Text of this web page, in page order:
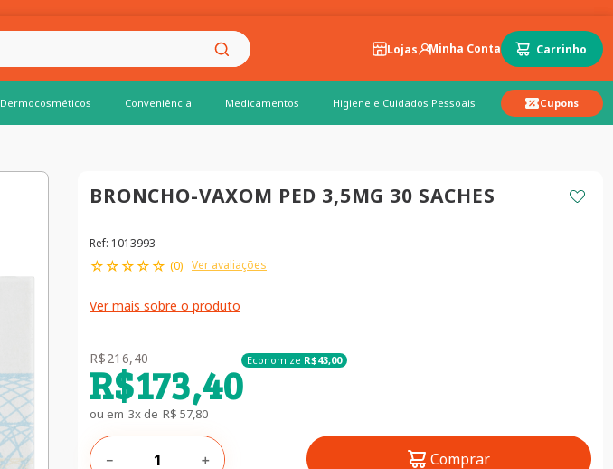
Lojas
Dermocosméticos Conveniência Medicamentos Higiene e Cuidados Pessoais Cupons
BRONCHO-VAXOM PED 3,5MG 30 SACHES
Ref: 1013993
☆☆☆☆☆ (0) Ver avaliações
Ver mais sobre o produto
R$216,40 Economize R$43,00
R$173,40
ou em 3x de R$ 57,80
＋
－ Comprar